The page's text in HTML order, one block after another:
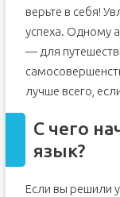
верьте в себя!
успеха. Одному
— для
лучше всего,
С чего
язык?
Если вы решили